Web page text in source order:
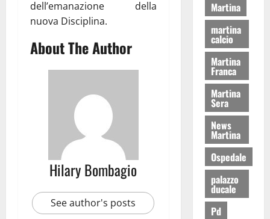
dell’emanazione della
nuova Disciplina.
About The Author
Hilary Bombagio
See author's posts
Martina
martina
calcio
Martina
Franca
Martina
Sera
News
Martina
Ospedale
palazzo
ducale
Pd